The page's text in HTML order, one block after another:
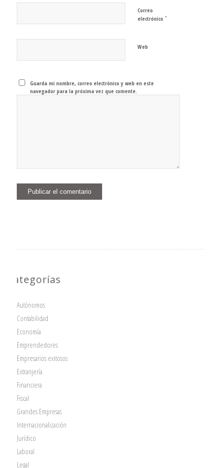
Correo
electrónico *
Web
Guarda mi nombre, correo electrónico y web en este
navegador para la próxima vez que comente.
Categorías
Autónomos
Contabilidad
Economía
Emprendedores
Empresarios exitosos
Extranjería
Financiera
Fiscal
Grandes Empresas
Internacionalización
Jurídico
Laboral
Legal